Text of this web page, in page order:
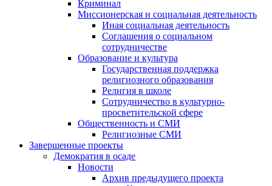
Криминал
Миссионерская и социальная деятельность
Иная социальная деятельность
Соглашения о социальном
сотрудничестве
Образование и культура
Государственная поддержка
религиозного образования
Религия в школе
Сотрудничество в культурно-
просветительской сфере
Общественность и СМИ
Религиозные СМИ
Завершенные проекты
Демократия в осаде
Новости
Архив предыдущего проекта